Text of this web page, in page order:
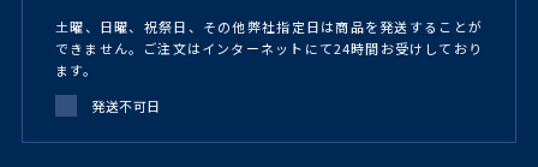
土曜、日曜、祝祭日、その他弊社指定日は商品を発送することが
できません。ご注文はインターネットにて24時間お受けしており
ます。
発送不可日